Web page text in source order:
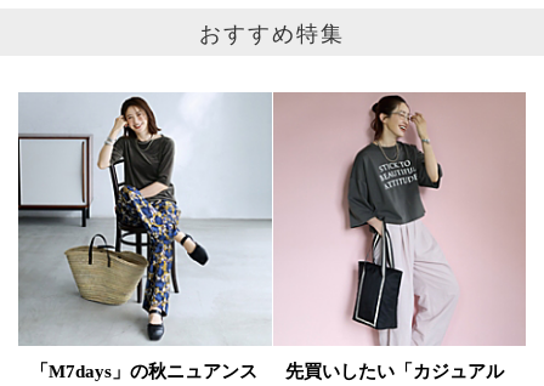
すべて
ラスト1
表示形式 画像小 画像大
表示件数 30件
並び順 おすすめ順
人気順
おすすめ特集
「M7days」の秋ニュアンス
先買いしたい「カジュアル